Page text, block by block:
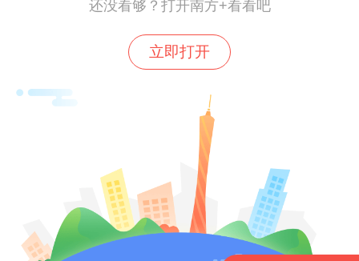
还没看够？打开南方+看看吧
立即打开